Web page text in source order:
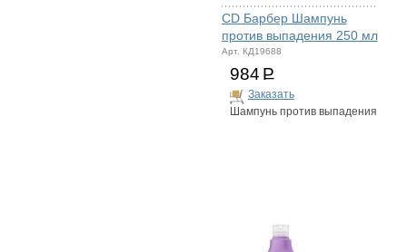
CD Барбер Шампунь
против выпадения 250 мл
Арт. КД19688
984 Р
Заказать
Шампунь против выпадения